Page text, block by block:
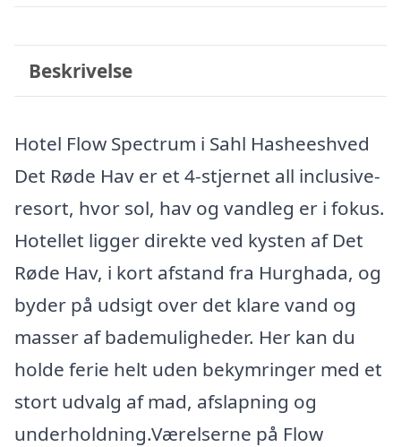
Beskrivelse
Hotel Flow Spectrum i Sahl Hasheeshved
Det Røde Hav er et 4-stjernet all inclusive-
resort, hvor sol, hav og vandleg er i fokus.
Hotellet ligger direkte ved kysten af Det
Røde Hav, i kort afstand fra Hurghada, og
byder på udsigt over det klare vand og
masser af bademuligheder. Her kan du
holde ferie helt uden bekymringer med et
stort udvalg af mad, afslapning og
underholdning.Værelserne på Flow